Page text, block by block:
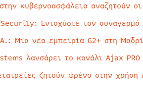
κυβερνοασφάλεια αναζητούν
Ενισχύστε τον συναγερμό
Μία νέα εμπειρία G2+ στη
λανσάρει το κανάλι Ajax PRO
ζητούν φρένο στην